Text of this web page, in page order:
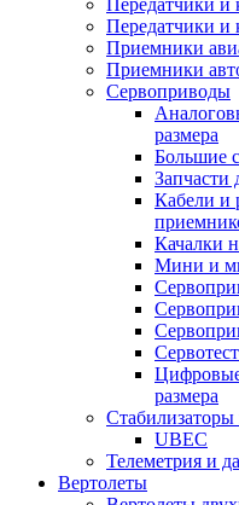
Передатчики и
Передатчики и
Приемники
Приемники
Сервоприводы
размера
Большие
Запчасти
Кабели и
Качалки
Мини и
Цифровые
размера
UBEC
Телеметрия и
Вертолеты